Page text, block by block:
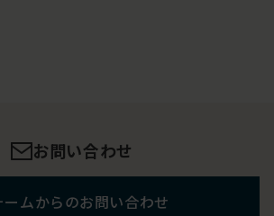
お問い合わせ
ームからのお問い合わせ